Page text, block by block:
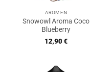
AROMEN
Snowowl Aroma Coco
Blueberry
12,90€